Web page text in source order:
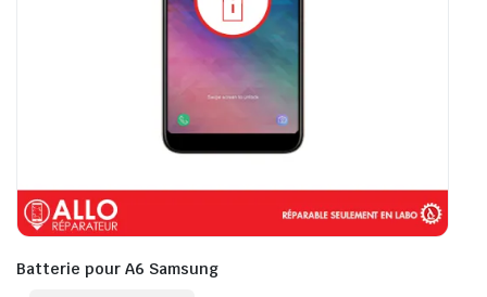
Batterie pour A6 Samsung